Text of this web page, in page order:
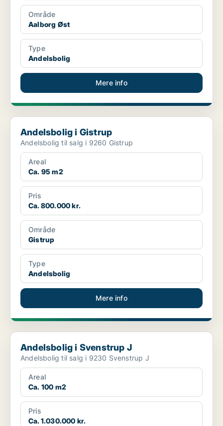
Område
Aalborg Øst
Type
Andelsbolig
Mere info
Andelsbolig i Gistrup
Andelsbolig i Gistrup
Andelsbolig til salg i 9260 Gistrup
Areal
Ca. 95 m2
Pris
Ca. 800.000 kr.
Område
Gistrup
Type
Andelsbolig
Mere info
Andelsbolig i Svenstrup J
Andelsbolig i Svenstrup J
Andelsbolig til salg i 9230 Svenstrup J
Areal
Ca. 100 m2
Pris
Ca. 1.030.000 kr.